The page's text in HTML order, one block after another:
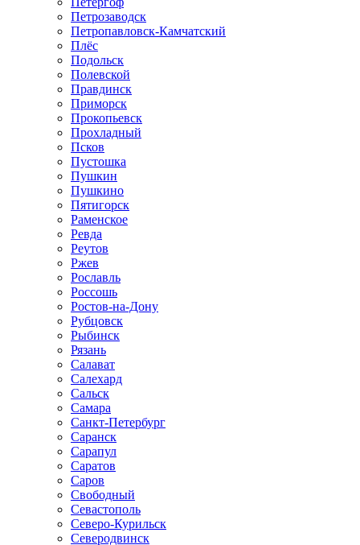
Петрозаводск
Петропавловск-Камчатский
Плёс
Подольск
Полевской
Правдинск
Приморск
Прокопьевск
Прохладный
Псков
Пустошка
Пушкин
Пушкино
Пятигорск
Раменское
Ревда
Реутов
Ржев
Рославль
Россошь
Ростов-на-Дону
Рубцовск
Рыбинск
Рязань
Салават
Салехард
Сальск
Самара
Санкт-Петербург
Саранск
Сарапул
Саратов
Саров
Свободный
Севастополь
Северо-Курильск
Северодвинск